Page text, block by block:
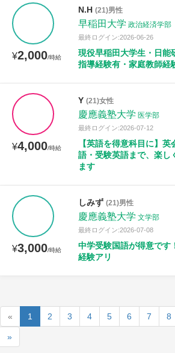
¥2,000/時給
N.H (21)男性
早稲田大学 政治経済学部
最終ログイン:2026-06-26
現役早稲田大学生・日能
指導経験有・家庭教師経
¥4,000/時給
Y (21)女性
慶應義塾大学 医学部
最終ログイン:2026-07-12
【英語を得意科目に】
語・受験英語まで、楽し
ます
¥3,000/時給
しみず (21)男性
慶應義塾大学 文学部
最終ログイン:2026-07-08
中学受験国語が得意です
経験アリ
« 1 2 3 4 5 6 7 8
»